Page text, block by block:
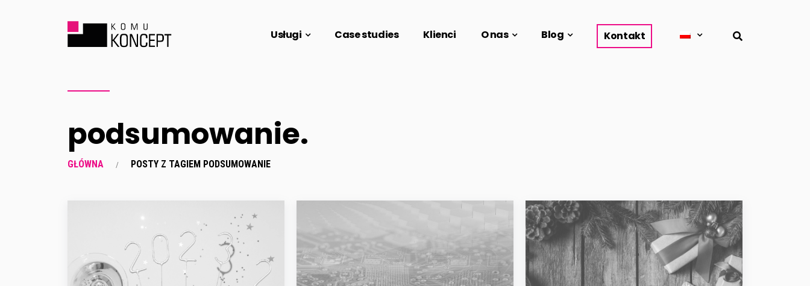
Usługi Case studies Klienci O nas Blog Kontakt
podsumowanie.
GŁÓWNA POSTY Z TAGIEM PODSUMOWANIE